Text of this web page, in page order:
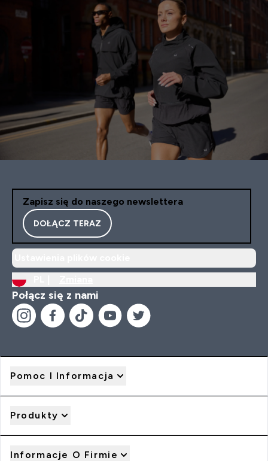
Zapisz się do naszego newslettera
DOŁĄCZ TERAZ
Połącz się z nami
Pomoc I Informacja
Produkty
Informacje O Firmie